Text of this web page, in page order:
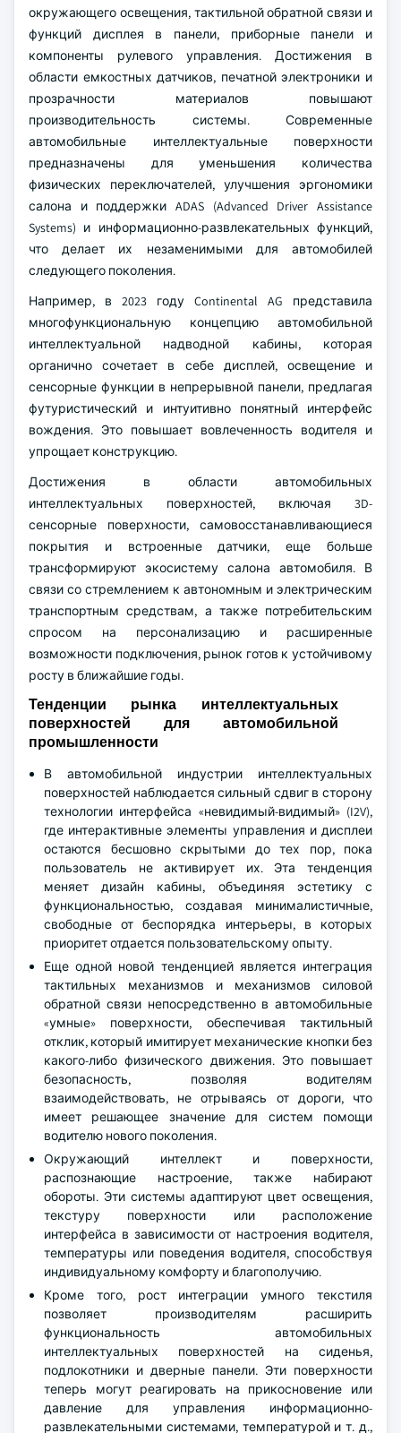
окружающего освещения, тактильной обратной связи и
функций дисплея в панели, приборные панели и
компоненты рулевого управления. Достижения в
области емкостных датчиков, печатной электроники и
прозрачности материалов повышают
производительность системы. Современные
автомобильные интеллектуальные поверхности
предназначены для уменьшения количества
физических переключателей, улучшения эргономики
салона и поддержки ADAS (Advanced Driver Assistance
Systems) и информационно-развлекательных функций,
что делает их незаменимыми для автомобилей
следующего поколения.
Например, в 2023 году Continental AG представила
многофункциональную концепцию автомобильной
интеллектуальной надводной кабины, которая
органично сочетает в себе дисплей, освещение и
сенсорные функции в непрерывной панели, предлагая
футуристический и интуитивно понятный интерфейс
вождения. Это повышает вовлеченность водителя и
упрощает конструкцию.
Достижения в области автомобильных
интеллектуальных поверхностей, включая 3D-
сенсорные поверхности, самовосстанавливающиеся
покрытия и встроенные датчики, еще больше
трансформируют экосистему салона автомобиля. В
связи со стремлением к автономным и электрическим
транспортным средствам, а также потребительским
спросом на персонализацию и расширенные
возможности подключения, рынок готов к устойчивому
росту в ближайшие годы.
Тенденции рынка интеллектуальных
поверхностей для автомобильной
промышленности
В автомобильной индустрии интеллектуальных
поверхностей наблюдается сильный сдвиг в сторону
технологии интерфейса «невидимый-видимый» (I2V),
где интерактивные элементы управления и дисплеи
остаются бесшовно скрытыми до тех пор, пока
пользователь не активирует их. Эта тенденция
меняет дизайн кабины, объединяя эстетику с
функциональностью, создавая минималистичные,
свободные от беспорядка интерьеры, в которых
приоритет отдается пользовательскому опыту.
Еще одной новой тенденцией является интеграция
тактильных механизмов и механизмов силовой
обратной связи непосредственно в автомобильные
«умные» поверхности, обеспечивая тактильный
отклик, который имитирует механические кнопки без
какого-либо физического движения. Это повышает
безопасность, позволяя водителям
взаимодействовать, не отрываясь от дороги, что
имеет решающее значение для систем помощи
водителю нового поколения.
Окружающий интеллект и поверхности,
распознающие настроение, также набирают
обороты. Эти системы адаптируют цвет освещения,
текстуру поверхности или расположение
интерфейса в зависимости от настроения водителя,
температуры или поведения водителя, способствуя
индивидуальному комфорту и благополучию.
Кроме того, рост интеграции умного текстиля
позволяет производителям расширить
функциональность автомобильных
интеллектуальных поверхностей на сиденья,
подлокотники и дверные панели. Эти поверхности
теперь могут реагировать на прикосновение или
давление для управления информационно-
развлекательными системами, температурой и т. д.,